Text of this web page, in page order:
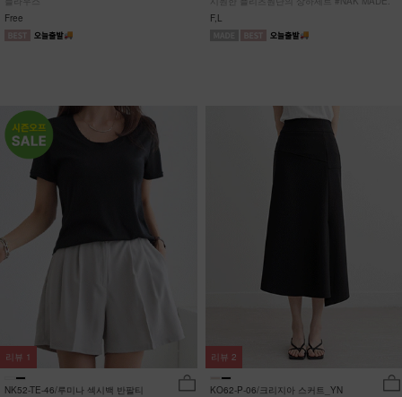
Free
F,L
NK52-TE-46/루미나 섹시백 반팔티
리뷰 1
KO62-P-06/크리지아 스커트_YN
리뷰 2